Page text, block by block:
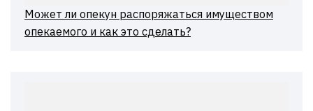
Может ли опекун распоряжаться имуществом
опекаемого и как это сделать?